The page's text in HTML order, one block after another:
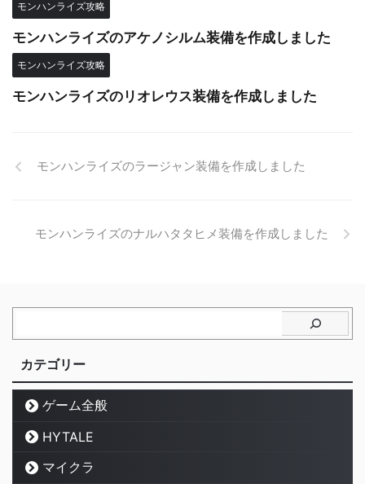
モンハンライズ攻略
モンハンライズのアケノシルム装備を作成しました
モンハンライズ攻略
モンハンライズのリオレウス装備を作成しました
モンハンライズのラージャン装備を作成しました
モンハンライズのナルハタタヒメ装備を作成しました
カテゴリー
ゲーム全般
HYTALE
マイクラ